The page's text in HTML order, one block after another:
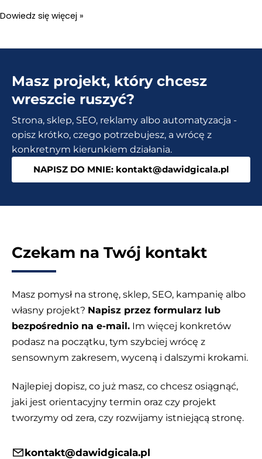
Jakie
na
internetową
potrzebne?
Dowiedz się więcej »
Masz projekt, który chcesz
wreszcie ruszyć?
Strona, sklep, SEO, reklamy albo automatyzacja -
opisz krótko, czego potrzebujesz, a wrócę z
konkretnym kierunkiem działania.
NAPISZ DO MNIE: kontakt@dawidgicala.pl
Czekam na Twój kontakt
Masz pomysł na stronę, sklep, SEO, kampanię albo
własny projekt? Napisz przez formularz lub
bezpośrednio na e-mail. Im więcej konkretów
podasz na początku, tym szybciej wrócę z
sensownym zakresem, wyceną i dalszymi krokami.
Najlepiej dopisz, co już masz, co chcesz osiągnąć,
jaki jest orientacyjny termin oraz czy projekt
tworzymy od zera, czy rozwijamy istniejącą stronę.
kontakt@dawidgicala.pl